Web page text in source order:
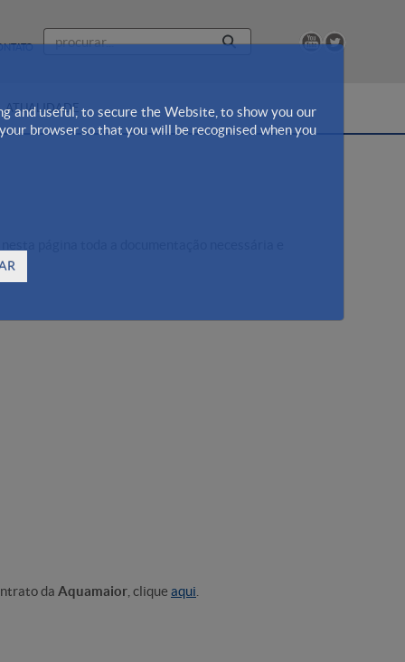
and useful, to secure the Website, to show you our
browser so that you will be recognised when you
ATUALIDADE
da Aquamaior , clique aqui